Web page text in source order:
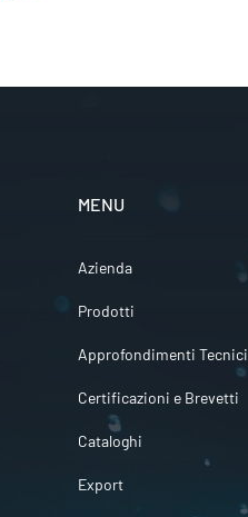
MENU
Azienda
Prodotti
Approfondimenti Tecnici
Certificazioni e Brevetti
Cataloghi
Export